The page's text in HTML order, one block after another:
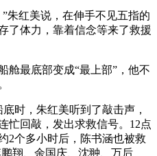
红美说，在伸手不见五指的
了体力，靠着信念等来了救援
最底部变成“最上部”，他不
，朱红美听到了敲击声，
忙回敲，发出求救信号。12点
2个多小时后，陈书涵也被救
翔、余国庆、沈翀、万后